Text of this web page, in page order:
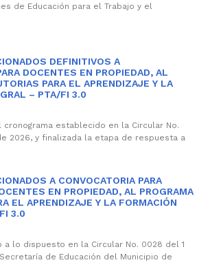
de Educación para el Trabajo y el
DEFINITIVOS A
DOCENTES EN PROPIEDAD, AL
PARA EL APRENDIZAJE Y LA
– PTA/FI 3.0
cronograma establecido en la Circular No.
2026, y finalizada la etapa de respuesta a
A CONVOCATORIA PARA
EN PROPIEDAD, AL PROGRAMA
EL APRENDIZAJE Y LA FORMACIÓN
3.0
a lo dispuesto en la Circular No. 0028 del 1
de Educación del Municipio de